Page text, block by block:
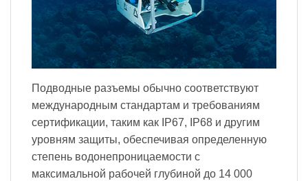
Подводные разъемы обычно соответствуют
международным стандартам и требованиям
сертификации, таким как IP67, IP68 и другим
уровням защиты, обеспечивая определенную
степень водонепроницаемости с
максимальной рабочей глубиной до 14 000